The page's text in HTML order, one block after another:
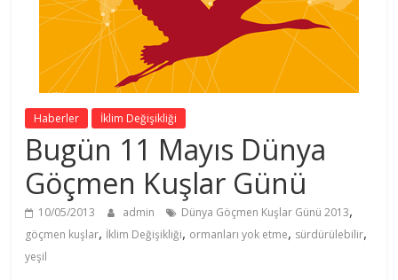
Haberler İklim Değişikliği
Bugün 11 Mayıs Dünya
Göçmen Kuşlar Günü
10/05/2013 admin Dünya Göçmen Kuşlar Günü 2013,
göçmen kuşlar, İklim Değişikliği, ormanları yok etme, sürdürülebilir,
yeşil